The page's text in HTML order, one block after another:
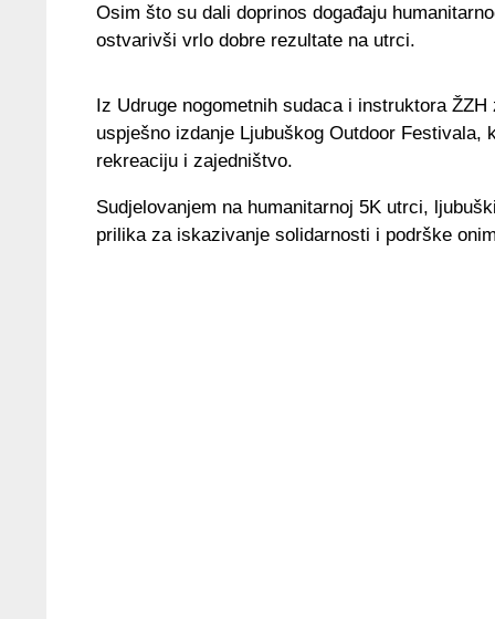
Osim što su dali doprinos događaju
ostvarivši vrlo dobre rezultate na utrci.
Iz Udruge nogometnih sudaca i instruktora
uspješno izdanje Ljubuškog Outdoor
rekreaciju i zajedništvo.
Sudjelovanjem na humanitarnoj 5K utrci,
prilika za iskazivanje solidarnosti i podrške